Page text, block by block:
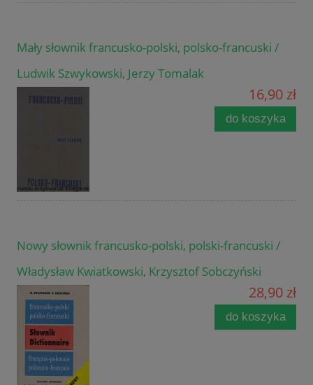
Mały słownik francusko-polski, polsko-francuski /
Ludwik Szwykowski, Jerzy Tomalak
16,90 zł
do koszyka
Nowy słownik francusko-polski, polski-francuski /
Władysław Kwiatkowski, Krzysztof Sobczyński
28,90 zł
do koszyka